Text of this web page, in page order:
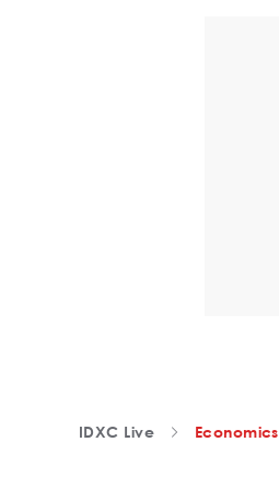
IDXC Live Economics